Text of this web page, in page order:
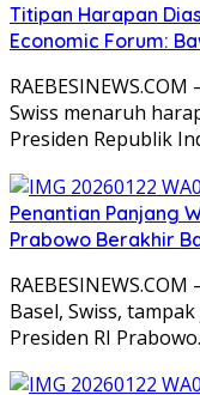
Titipan Harapan
Economic Forum:
Swiss menaruh
Presiden Republik
Penantian Panjang
Prabowo Berakhir
Basel, Swiss,
Presiden RI